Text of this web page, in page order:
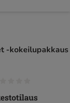
-kokeilupakkaus